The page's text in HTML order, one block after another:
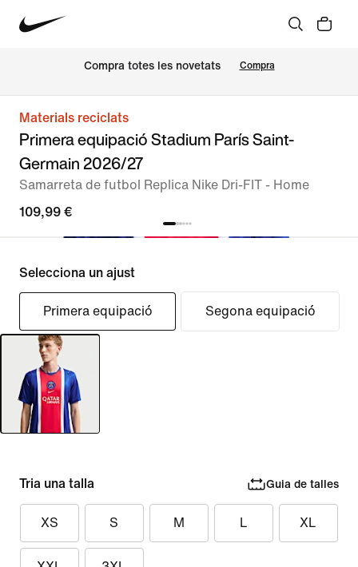
Compra totes les novetats Compra
Materials reciclats
Primera equipació Stadium París Saint-
Germain 2026/27
Samarreta de futbol Replica Nike Dri-FIT - Home
109,99 €
Selecciona un ajust
Primera equipació Segona equipació
Tria una talla Guia de talles
XS S M L XL